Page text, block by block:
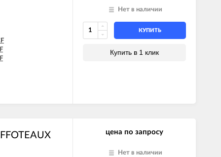
Нет в наличии
КУПИТЬ
Купить в 1 клик
цена по запросу
Нет в наличии